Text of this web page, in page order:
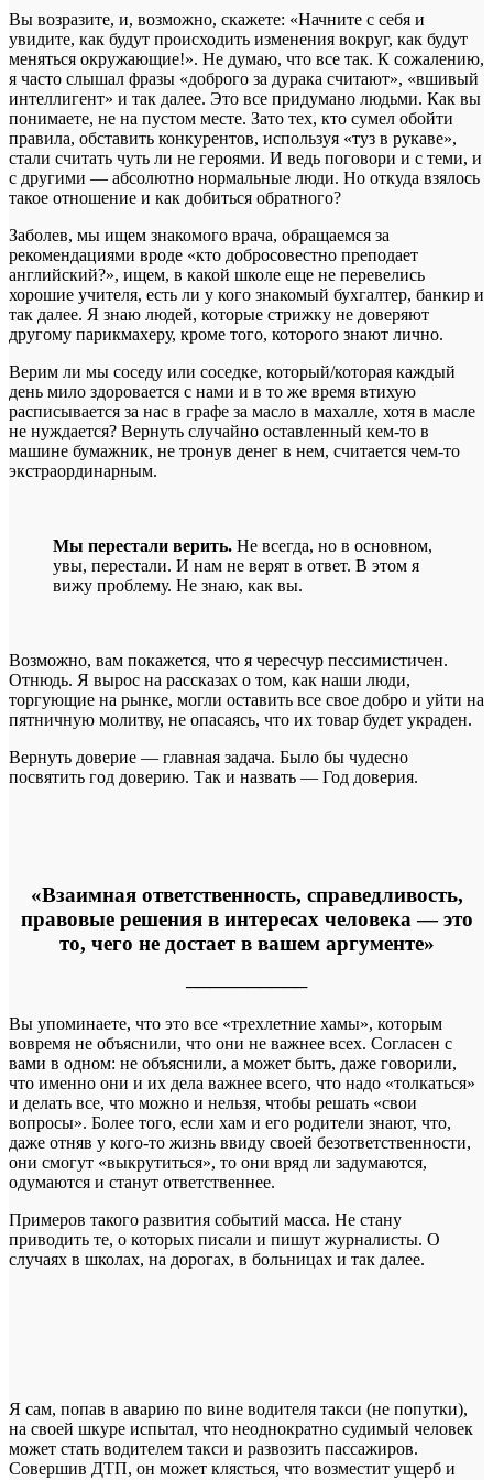
Вы возразите, и, возможно, скажете: «Начните с себя и
увидите, как будут происходить изменения вокруг, как будут
меняться окружающие!». Не думаю, что все так. К сожалению,
я часто слышал фразы «доброго за дурака считают», «вшивый
интеллигент» и так далее. Это все придумано людьми. Как вы
понимаете, не на пустом месте. Зато тех, кто сумел обойти
правила, обставить конкурентов, используя «туз в рукаве»,
стали считать чуть ли не героями. И ведь поговори и с теми, и
с другими — абсолютно нормальные люди. Но откуда взялось
такое отношение и как добиться обратного?
Заболев, мы ищем знакомого врача, обращаемся за
рекомендациями вроде «кто добросовестно преподает
английский?», ищем, в какой школе еще не перевелись
хорошие учителя, есть ли у кого знакомый бухгалтер, банкир и
так далее. Я знаю людей, которые стрижку не доверяют
другому парикмахеру, кроме того, которого знают лично.
Верим ли мы соседу или соседке, который/которая каждый
день мило здоровается с нами и в то же время втихую
расписывается за нас в графе за масло в махалле, хотя в масле
не нуждается? Вернуть случайно оставленный кем-то в
машине бумажник, не тронув денег в нем, считается чем-то
экстраординарным.
Мы перестали верить. Не всегда, но в основном,
увы, перестали. И нам не верят в ответ. В этом я
вижу проблему. Не знаю, как вы.
Возможно, вам покажется, что я чересчур пессимистичен.
Отнюдь. Я вырос на рассказах о том, как наши люди,
торгующие на рынке, могли оставить все свое добро и уйти на
пятничную молитву, не опасаясь, что их товар будет украден.
Вернуть доверие — главная задача. Было бы чудесно
посвятить год доверию. Так и назвать — Год доверия.
«Взаимная ответственность, справедливость,
правовые решения в интересах человека — это
то, чего не достает в вашем аргументе»
──────────
Вы упоминаете, что это все «трехлетние хамы», которым
вовремя не объяснили, что они не важнее всех. Согласен с
вами в одном: не объяснили, а может быть, даже говорили,
что именно они и их дела важнее всего, что надо «толкаться»
и делать все, что можно и нельзя, чтобы решать «свои
вопросы». Более того, если хам и его родители знают, что,
даже отняв у кого-то жизнь ввиду своей безответственности,
они смогут «выкрутиться», то они вряд ли задумаются,
одумаются и станут ответственнее.
Примеров такого развития событий масса. Не стану
приводить те, о которых писали и пишут журналисты. О
случаях в школах, на дорогах, в больницах и так далее.
Я сам, попав в аварию по вине водителя такси (не попутки),
на своей шкуре испытал, что неоднократно судимый человек
может стать водителем такси и развозить пассажиров.
Совершив ДТП, он может клясться, что возместит ущерб и